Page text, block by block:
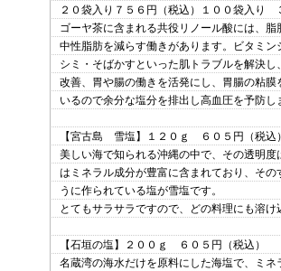
２０袋入り７５６円（税込）１００袋入り
ゴーヤ茶に含まれる共役リノール酸には、
中性脂肪を減らす働きがあります。ビタミ
シミ・そばかすといった肌トラブルを解決
改善、胃や腸の働きを活発にし、胃腸の粘
いるので余分な塩分を排出し高血圧を予防し
【宮古島 雪塩】１２０ｇ ６０５円（税込）
美しい海で知られる沖縄の中で、その透明
はミネラル成分が豊富に含まれており、そ
うに作られている塩が雪塩です。
とてもサラサラですので、どの料理にも溶
【石垣の塩】２００ｇ ６０５円（税込）
名蔵湾の海水だけを原料にした海塩で、ミ